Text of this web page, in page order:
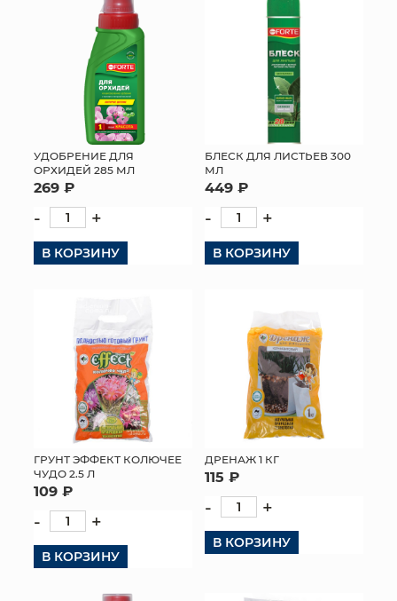
УДОБРЕНИЕ ДЛЯ
ОРХИДЕЙ 285 МЛ
269 ₽
- +
В КОРЗИНУ
БЛЕСК ДЛЯ ЛИСТЬЕВ 300
МЛ
449 ₽
- +
В КОРЗИНУ
ГРУНТ ЭФФЕКТ КОЛЮЧЕЕ
ЧУДО 2.5 Л
109 ₽
- +
В КОРЗИНУ
ДРЕНАЖ 1 КГ
115 ₽
- +
В КОРЗИНУ